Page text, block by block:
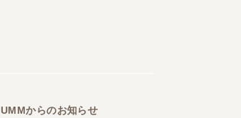
UMMからのお知らせ